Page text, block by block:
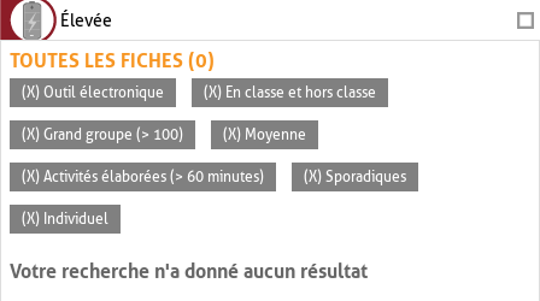
Élevée
TOUTES LES FICHES (0)
(X) Outil électronique (X) En classe et hors classe
(X) Grand groupe (> 100) (X) Moyenne
(X) Activités élaborées (> 60 minutes) (X) Sporadiques
(X) Individuel
Votre recherche n'a donné aucun résultat